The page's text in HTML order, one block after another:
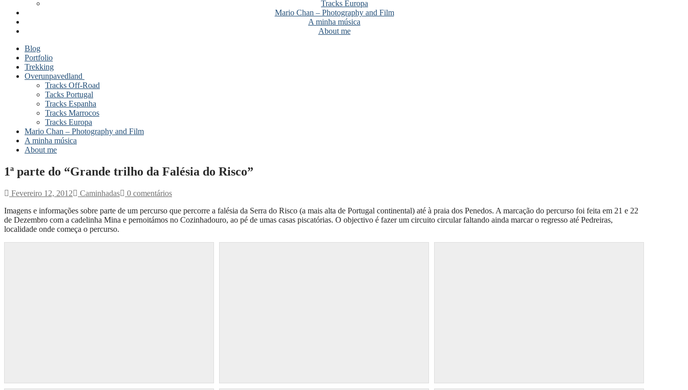
Tracks Europa
Mario Chan – Photography and Film
A minha música
About me
Blog
Portfolio
Trekking
Overunpavedland
Tracks Off-Road
Tacks Portugal
Tracks Espanha
Tracks Marrocos
Tracks Europa
Mario Chan – Photography and Film
A minha música
About me
1ª parte do “Grande trilho da Falésia do Risco”
Fevereiro 12, 2012 Caminhadas
0 comentários
Imagens e informações sobre parte de um percurso que percorre a falésia da Serra do Risco (a mais alta de Portugal continental) até à praia dos Penedos. A marcação do percurso foi feita em 21 e 22
de Dezembro com a cadelinha Mina e pernoitámos no Cozinhadouro, ao pé de umas casas piscatórias. O objectivo é fazer um circuito circular faltando ainda marcar o regresso até Pedreiras,
localidade onde começa o percurso.